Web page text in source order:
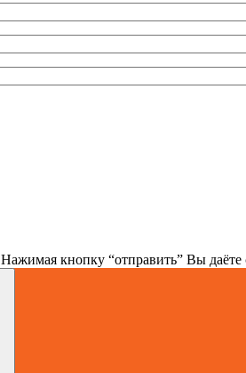
Нажимая кнопку “отправить” Вы даёте